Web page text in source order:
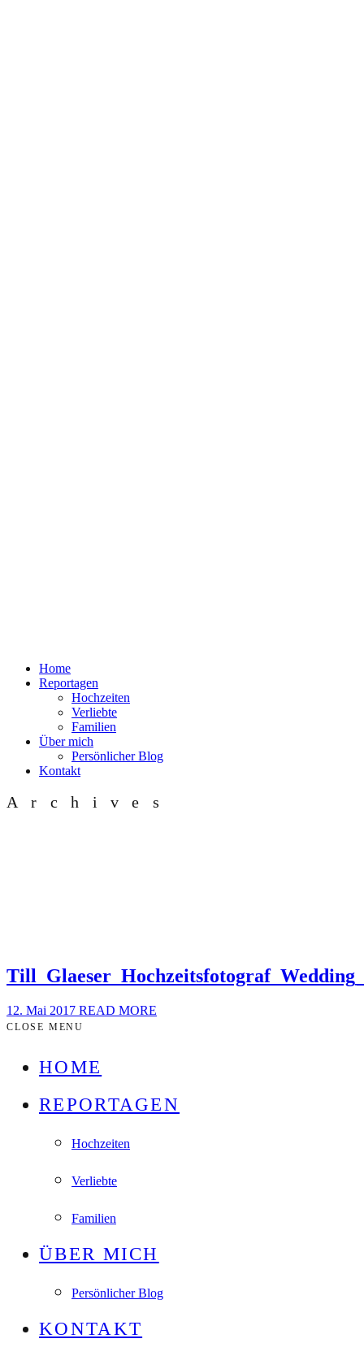
Home
Reportagen
Hochzeiten
Verliebte
Familien
Über mich
Persönlicher Blog
Kontakt
Archives
12. Mai 2017 READ MORE
CLOSE MENU
HOME
REPORTAGEN
Hochzeiten
Verliebte
Familien
ÜBER MICH
Persönlicher Blog
KONTAKT